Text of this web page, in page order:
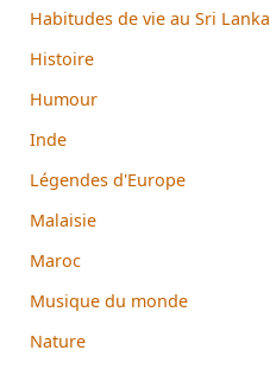
Habitudes de vie au Sri Lanka
Histoire
Humour
Inde
Légendes d'Europe
Malaisie
Maroc
Musique du monde
Nature